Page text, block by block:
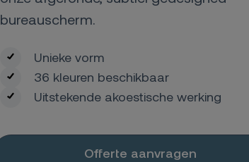
bureauscherm.
Unieke vorm
36 kleuren beschikbaar
Uitstekende akoestische werking
Offerte aanvragen